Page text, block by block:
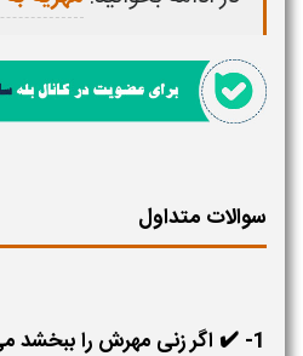
سوالات متداول
1- ✔️ اگر زنی مهرش را ببخشد